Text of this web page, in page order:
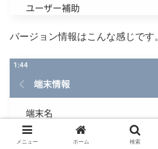
バージョン情報はこんな感じです
メニュー ホーム 検索